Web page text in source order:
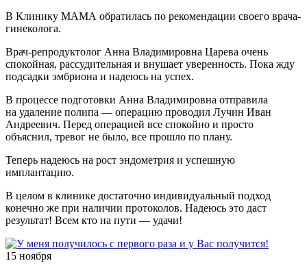
В Клинику МАМА обратилась по рекомендации своего врача-
гинеколога.
Врач-репродуктолог Анна Владимировна Царева очень
спокойная, рассудительная и внушает уверенность. Пока жду
подсадки эмбриона и надеюсь на успех.
В процессе подготовки Анна Владимировна отправила
на удаление полипа — операцию проводил Лучин Иван
Андреевич. Перед операцией все спокойно и просто
объяснил, тревог не было, все прошло по плану.
Теперь надеюсь на рост эндометрия и успешную
имплантацию.
В целом в клинике достаточно индивидуальный подход
конечно же при наличии протоколов. Надеюсь это даст
результат! Всем кто на пути — удачи!
15 ноября